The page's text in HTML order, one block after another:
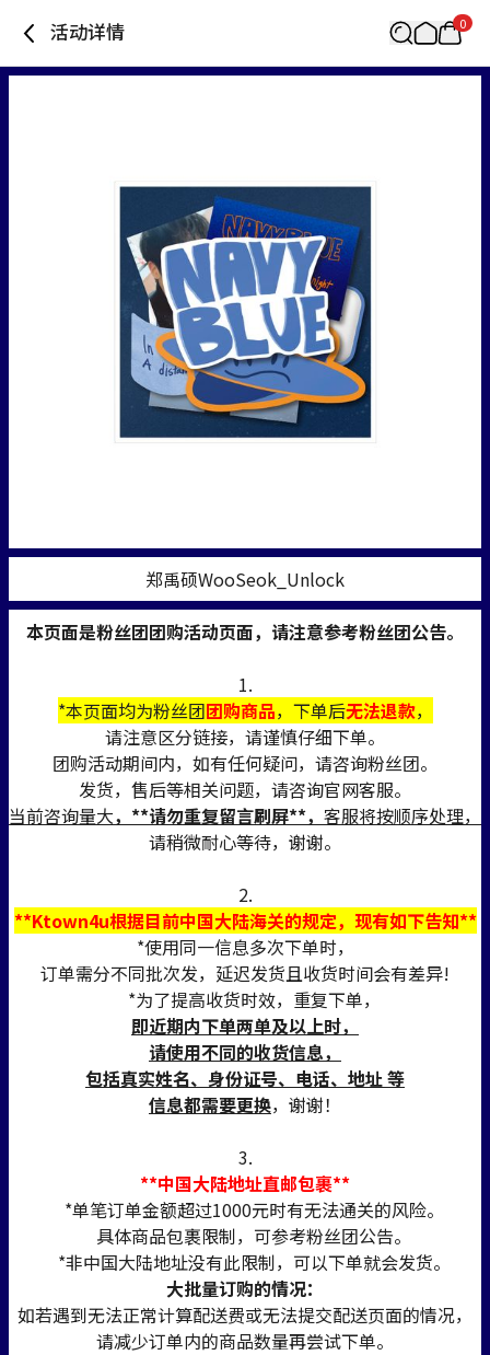
活动详情 0
郑禹硕WooSeok_Unlock
本页面是粉丝团团购活动页面，请注意参考粉丝团公告。
1.
*本页面均为粉丝团团购商品，下单后无法退款，
请注意区分链接，请谨慎仔细下单。
团购活动期间内，如有任何疑问，请咨询粉丝团。
发货，售后等相关问题，请咨询官网客服。
当前咨询量大，**请勿重复留言刷屏**， 客服将按顺序处理，
请稍微耐心等待，谢谢。
2.
**Ktown4u根据目前中国大陆海关的规定，现有如下告知**
*使用同一信息多次下单时，
订单需分不同批次发，延迟发货且收货时间会有差异!
*为了提高收货时效，重复下单，
即近期内下单两单及以上时，
请使用不同的收货信息，
包括真实姓名、身份证号、电话、地址 等
信息都需要更换，谢谢！
3.
**中国大陆地址直邮包裹**
*单笔订单金额超过1000元时有无法通关的风险。
具体商品包裹限制，可参考粉丝团公告。
*非中国大陆地址没有此限制，可以下单就会发货。
大批量订购的情况：
如若遇到无法正常计算配送费或无法提交配送页面的情况，
请减少订单内的商品数量再尝试下单。